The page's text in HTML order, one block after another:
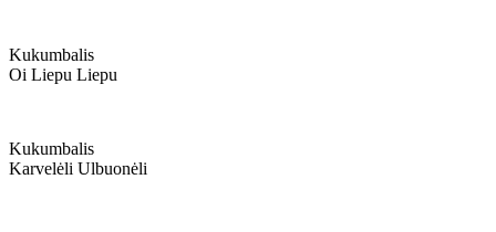
Kukumbalis
Oi Liepu Liepu
Kukumbalis
Karvelėli Ulbuonėli